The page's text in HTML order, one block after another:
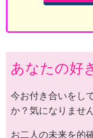
あなたの好
今お付き合いをし
か？気になりませ
お二人の未来を的